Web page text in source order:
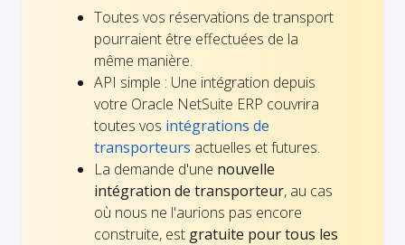
Toutes vos réservations de transport
pourraient être effectuées de la
même manière.
API simple : Une intégration depuis
votre Oracle NetSuite ERP couvrira
toutes vos intégrations de
transporteurs actuelles et futures.
La demande d'une nouvelle
intégration de transporteur, au cas
où nous ne l'aurions pas encore
construite, est gratuite pour tous les